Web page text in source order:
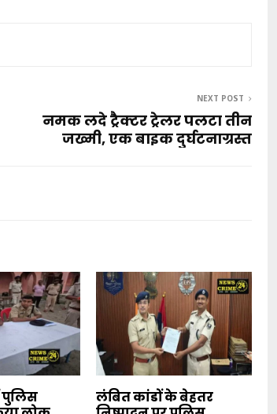
NEXT POST
नमक लदे ट्रैक्टर ट्रेलर पलटा तीन
जख्मी, एक बाइक दुर्घटनाग्रस्त
पुलिस
लंबित कांडों के बेहतर